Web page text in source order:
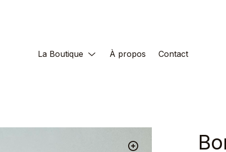
La Boutique À propos Contact